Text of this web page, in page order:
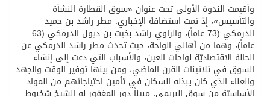
وأقيمت الندوة الأولى تحت عنوان «سوق القطارة النشأة
والتأسيس»، إذ تمت استضافة الإخباري: مطر راشد بن حميد
الدرمكي (‬73 عاماً)، والراوي راشد بخيت بن ديول الدرمكي (‬63
عاماً)، وهما من أهالي الواحة، حيث تحدث مطر راشد الدرمكي عن
الحالة الاقتصاديّة لواحات العين، والأسباب التي دعت إلى إنشاء
السوق في ثلاثينات القرن الماضي، ومن بينها توفير الوقت والجهد
والعناء الذي كان يبذله السكان في تأمين احتياجاتهم من المواد
الأساسيّة من سوق البريمي، مبيناً دور المغفور له الشيخ شخبوط